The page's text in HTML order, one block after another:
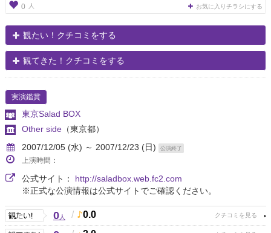
0 人 お気に入りチラシにする
観たい！クチコミをする
観てきた！クチコミをする
実演鑑賞
東京Salad BOX
Other side （東京都）
2007/12/05 (水) ～ 2007/12/23 (日)
公演終了
上演時間：
公式サイト： http://saladbox.web.fc2.com
※正式な公演情報は公式サイトでご確認ください。
0人 / 0.0